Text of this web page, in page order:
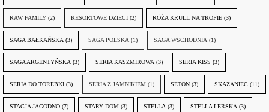
RAW FAMILY (2) RESORTOWE DZIECI (2) RÓŻA KRULL NA TROPIE (3)
SAGA BAŁKAŃSKA (3) SAGA POLSKA (1) SAGA WSCHODNIA (1)
SAGA ARGENTYŃSKA (3) SERIA KASZMIROWA (3) SERIA KISS (3)
SERIA DO TOREBKI (3) SERIA Z JAMNIKIEM (1) SETON (3) SKAZANIEC (11)
STACJA JAGODNO (7) STARY DOM (3) STELLA (3) STELLA LERSKA (3)